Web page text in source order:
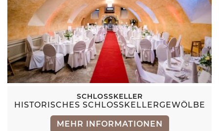
SCHLOSSKELLER
HISTORISCHES SCHLOSSKELLERGEWÖLBE
MEHR INFORMATIONEN